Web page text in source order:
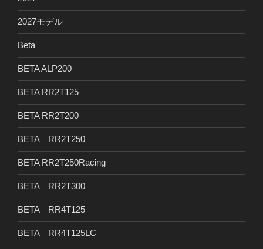
2027モデル
Beta
BETA ALP200
BETA RR2T125
BETA RR2T200
BETA RR2T250
BETA RR2T250Racing
BETA RR2T300
BETA RR4T125
BETA RR4T125LC